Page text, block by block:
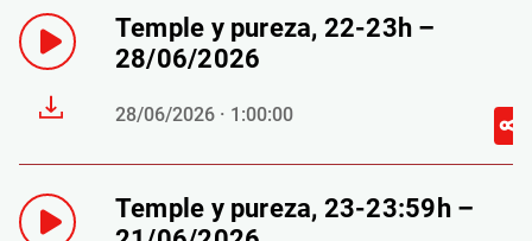
Temple y pureza, 22-23h –
28/06/2026
28/06/2026 · 1:00:00
Temple y pureza, 23-23:59h –